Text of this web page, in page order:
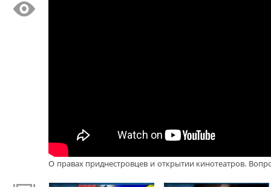
О правах приднестровцев и открытии кинотеатров.